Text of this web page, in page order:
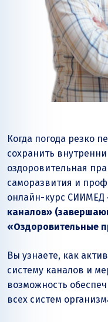
Когда погода резко
сохранить
оздоровительная
саморазвития и
онлайн-курс СИИМЕД
каналов»
«Оздоровительные
Вы узнаете, как
систему каналов и
возможность
всех систем